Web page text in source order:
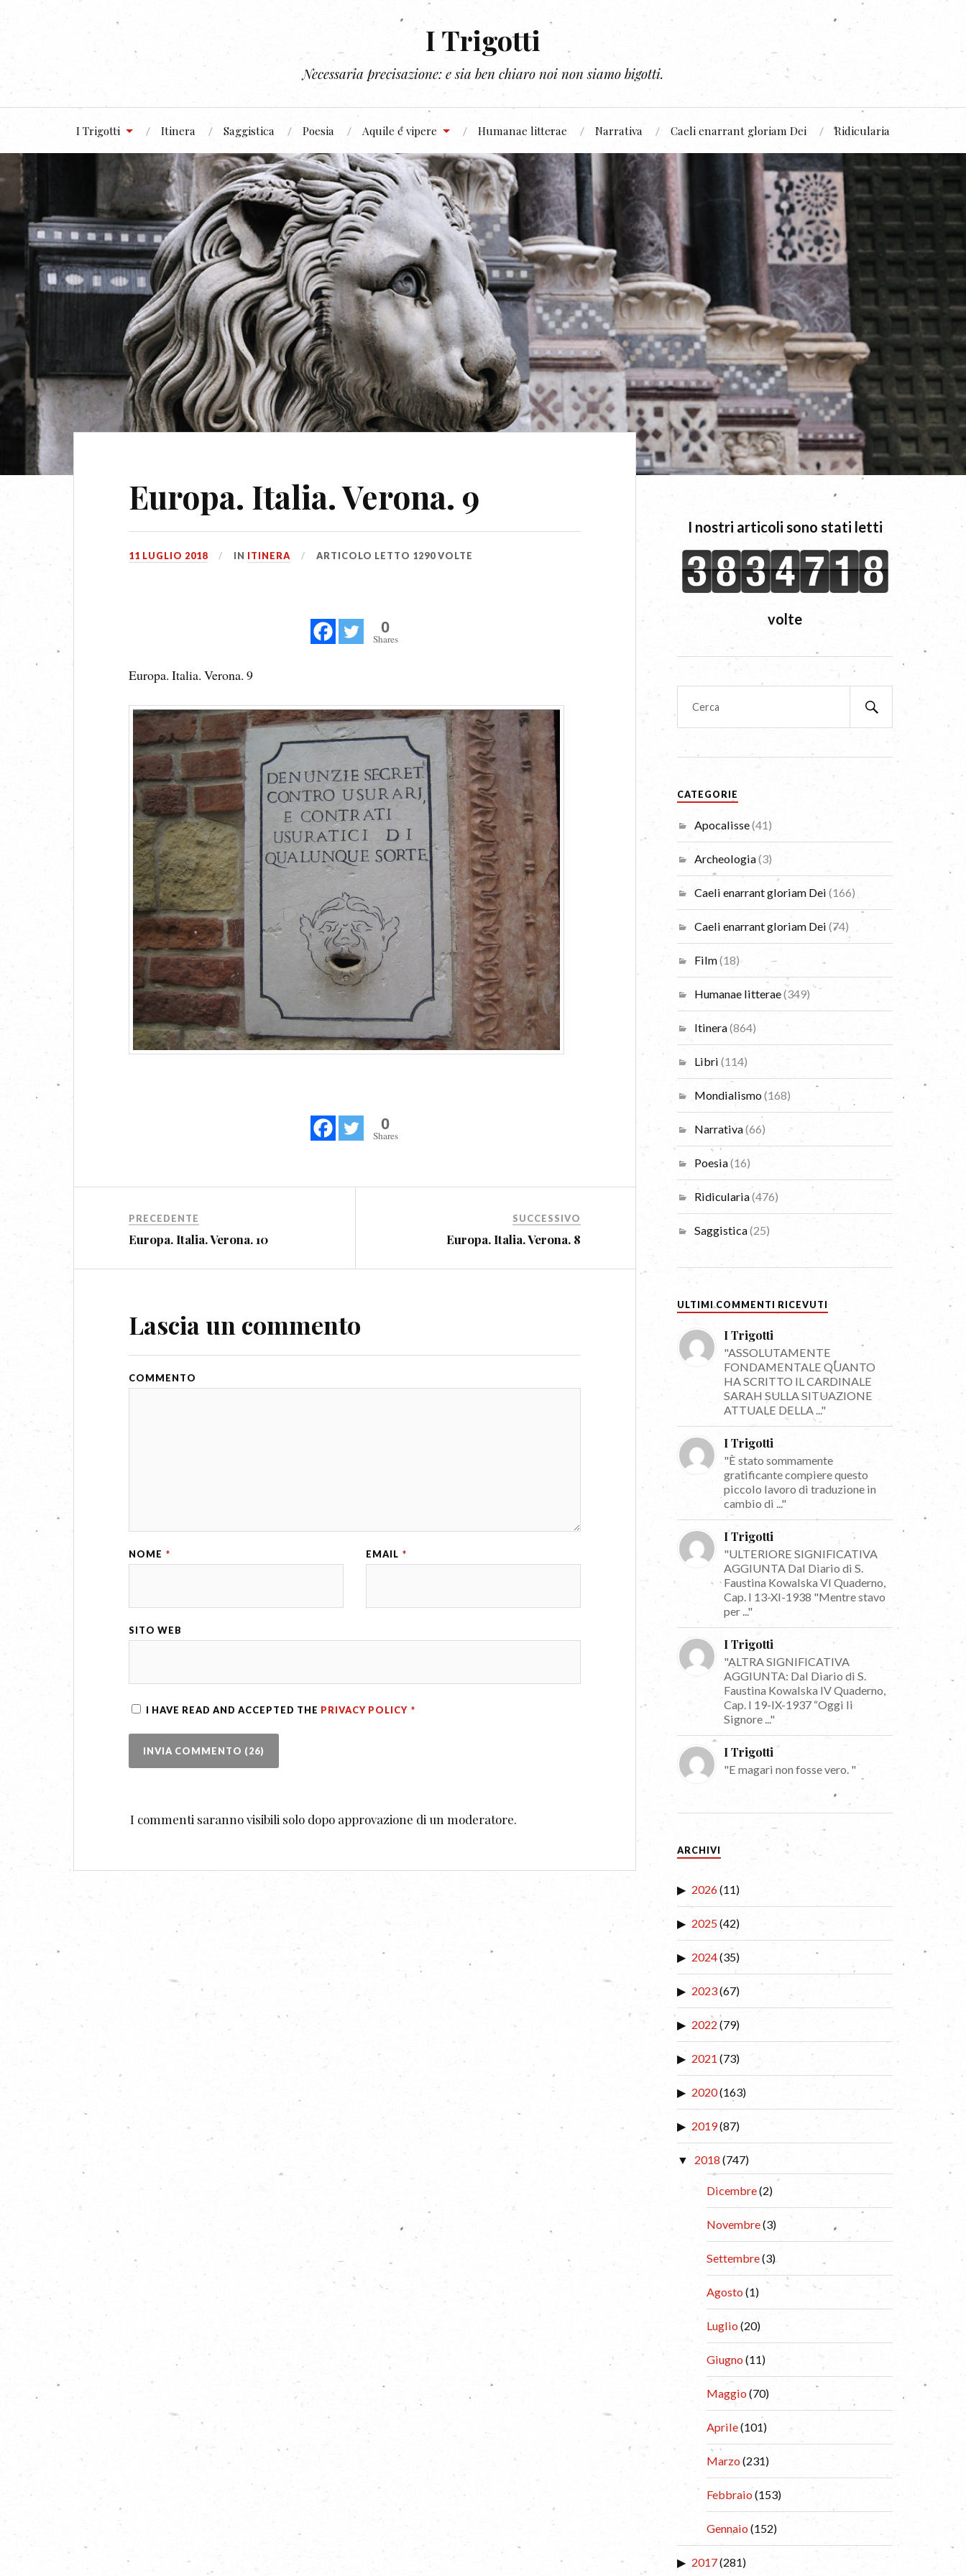
I Trigotti
Necessaria precisazione: e sia ben chiaro noi non siamo bigotti.
I Trigotti Itinera Saggistica Poesia Aquile e vipere Humanae litterae Narrativa Caeli enarrant gloriam Dei Ridicularia
Europa. Italia. Verona. 9
11 LUGLIO 2018 IN ITINERA ARTICOLO LETTO 1290 VOLTE
0
Shares
Europa. Italia. Verona. 9
0
Shares
PRECEDENTE
Europa. Italia. Verona. 10
SUCCESSIVO
Europa. Italia. Verona. 8
Lascia un commento
COMMENTO
NOME * EMAIL *
SITO WEB
I HAVE READ AND ACCEPTED THE PRIVACY POLICY *
I commenti saranno visibili solo dopo approvazione di un moderatore.
I nostri articoli sono stati letti
volte
CATEGORIE
Apocalisse(41)
Archeologia(3)
Caeli enarrant gloriam Dei (166)
Caeli enarrant gloriam Dei (74)
Film(18)
Humanae litterae(349)
Itinera(864)
Libri (114)
Mondialismo(168)
Narrativa(66)
Poesia(16)
Ridicularia(476)
Saggistica(25)
ULTIMI COMMENTI RICEVUTI
I Trigotti
"ASSOLUTAMENTE
FONDAMENTALE QUANTO
HA SCRITTO IL CARDINALE
SARAH SULLA SITUAZIONE
ATTUALE DELLA ..."
I Trigotti
"È stato sommamente
gratificante compiere questo
piccolo lavoro di traduzione in
cambio di ..."
I Trigotti
"ULTERIORE SIGNIFICATIVA
AGGIUNTA Dal Diario di S.
Faustina Kowalska VI Quaderno,
Cap. I 13-XI-1938 "Mentre stavo
per ..."
I Trigotti
"ALTRA SIGNIFICATIVA
AGGIUNTA: Dal Diario di S.
Faustina Kowalska IV Quaderno,
Cap. I 19-IX-1937 “Oggi li
Signore ..."
I Trigotti
"E magari non fosse vero. "
ARCHIVI
2026(11)
2025(42)
2024(35)
2023(67)
2022 (79)
2021 (73)
2020(163)
2019(87)
2018 (747)
Dicembre(2)
Novembre(3)
Settembre(3)
Agosto(1)
Luglio (20)
Giugno(11)
Maggio(70)
Aprile(101)
Marzo(231)
Febbraio(153)
Gennaio(152)
2017(281)